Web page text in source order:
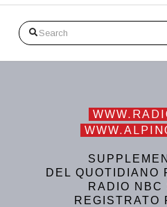
Search
DEL QUOTIDIANO
RADIO NBC
REGISTRATO